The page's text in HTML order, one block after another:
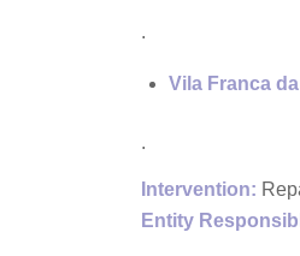
.
Vila Franca
.
Intervention:
Entity